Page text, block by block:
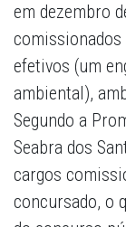
em dezembro
comissionados
efetivos (um
ambiental),
Segundo a
Seabra dos
cargos
concursado, o